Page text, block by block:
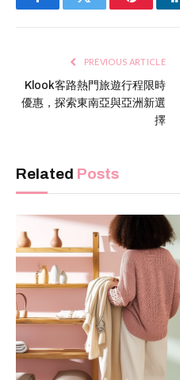
FacebookTwitter Pinterest
PREVIOUS ARTICLE
Klook客路熱門旅遊行程限時
優惠，探索東南亞與亞洲新選
擇
Related Posts